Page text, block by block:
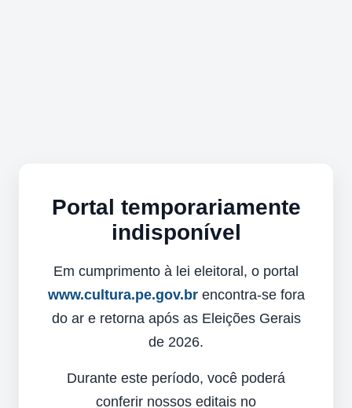
Portal temporariamente
indisponível
Em cumprimento à lei eleitoral, o portal
www.cultura.pe.gov.brencontra-se fora
do ar e retorna após as Eleições Gerais
de 2026.
Durante este período, você poderá
conferir nossos editais no